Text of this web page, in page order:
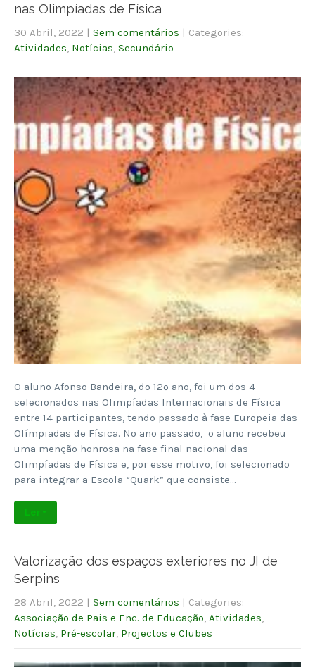
nas Olimpíadas de Física
30 Abril, 2022 | Sem comentários | Categories:
Atividades Notícias Secundário
O aluno Afonso Bandeira, do 12º ano, foi um dos 4
selecionados nas Olimpíadas Internacionais de Física
entre 14 participantes, tendo passado à fase Europeia das
Olímpiadas de Física. No ano passado, o aluno recebeu
uma menção honrosa na fase final nacional das
Olimpíadas de Física e, por esse motivo, foi selecionado
para integrar a Escola “Quark” que consiste…
Ler +
Valorização dos espaços exteriores no JI de
Serpins
28 Abril, 2022 | Sem comentários | Categories:
Associação de Pais e Enc. de Educação Atividades
Notícias Pré-escolar Projectos e Clubes